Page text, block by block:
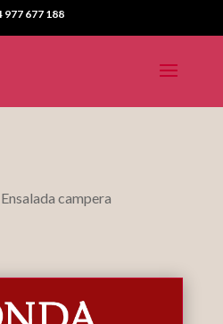
977 677 188
campera